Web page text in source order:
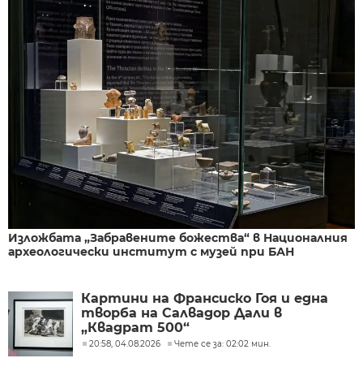
Изложбата „Забравените божества“ в Националния
археологически институт с музей при БАН
Картини на Франсиско Гоя и една
творба на Салвадор Дали в
„Квадрат 500“
20:58, 04.08.2026 Чете се за: 02:02 мин.